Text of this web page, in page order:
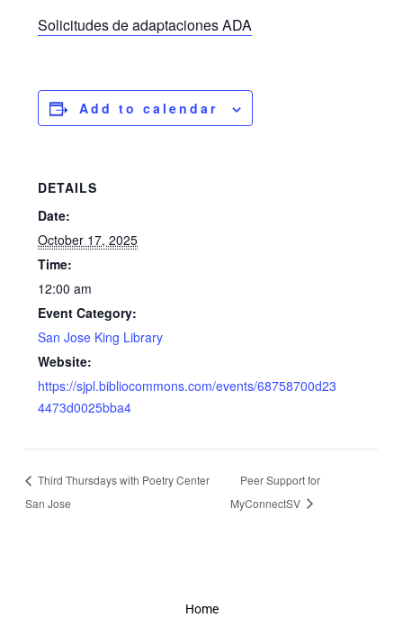
Solicitudes de adaptaciones ADA
Add to calendar
DETAILS
Date:
October 17, 2025
Time:
12:00 am
Event Category:
San Jose King Library
Website:
https://sjpl.bibliocommons.com/events/68758700d23
4473d0025bba4
Third Thursdays with Poetry Center
San Jose
Peer Support for
MyConnectSV
Home